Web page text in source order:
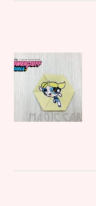
文
覽
Parent
post: